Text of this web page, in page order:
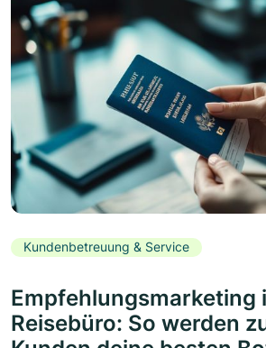
Kundenbetreuung & Service
Empfehlungsmarketing
Reisebüro: So werden